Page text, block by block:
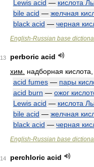
Lewis acid — кислота
bile acid — желчная
black acid — черная
English-Russian base
13
perboric acid
хим.
надборная
acid fumes — пары
acid burn — ожог
Lewis acid — кислота
bile acid — желчная
black acid — черная
English-Russian base
14
perchloric acid